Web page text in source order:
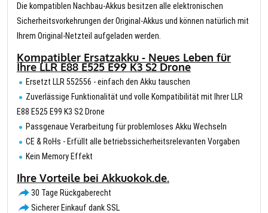
Die kompatiblen Nachbau-Akkus besitzen alle elektronischen
Sicherheitsvorkehrungen der Original-Akkus und können natürlich mit
Ihrem Original-Netzteil aufgeladen werden.
Kompatibler Ersatzakku - Neues Leben für
Ihre LLR E88 E525 E99 K3 S2 Drone
Ersetzt LLR 552556 - einfach den Akku tauschen
Zuverlässige Funktionalität und volle Kompatibilität mit Ihrer LLR
E88 E525 E99 K3 S2 Drone
Passgenaue Verarbeitung für problemloses Akku Wechseln
CE & RoHs - Erfüllt alle betriebssicherheitsrelevanten Vorgaben
Kein Memory Effekt
Ihre Vorteile bei Akkuokok.de.
30 Tage Rückgaberecht
Sicherer Einkauf dank SSL